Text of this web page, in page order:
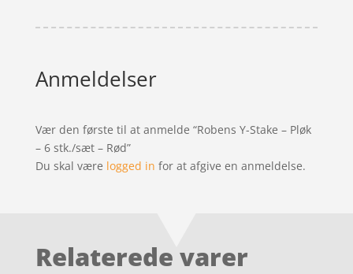
Anmeldelser
Vær den første til at anmelde “Robens Y-Stake – Pløk
– 6 stk./sæt – Rød”
Du skal være logged in for at afgive en anmeldelse.
Relaterede varer